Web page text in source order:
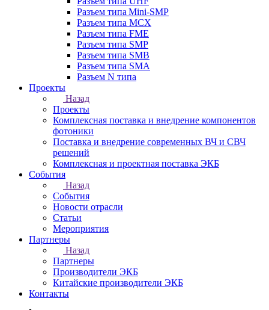
Разъем типа Mini-SMP
Разъем типа MCX
Разъем типа FME
Разъем типа SMP
Разъем типа SMB
Разъем типа SMA
Разъем N типа
Проекты
Назад
Проекты
Комплексная поставка и внедрение компонентов
фотоники
Поставка и внедрение современных ВЧ и СВЧ
решений
Комплексная и проектная поставка ЭКБ
События
Назад
События
Новости отрасли
Статьи
Мероприятия
Партнеры
Назад
Партнеры
Производители ЭКБ
Китайские производители ЭКБ
Контакты